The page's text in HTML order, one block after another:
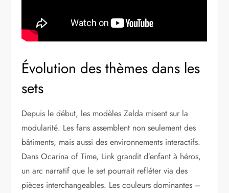
Évolution des thèmes dans les
sets
Depuis le début, les modèles Zelda misent sur la
modularité. Les fans assemblent non seulement des
bâtiments, mais aussi des environnements interactifs.
Dans Ocarina of Time, Link grandit d’enfant à héros,
un arc narratif que le set pourrait refléter via des
pièces interchangeables. Les couleurs dominantes –